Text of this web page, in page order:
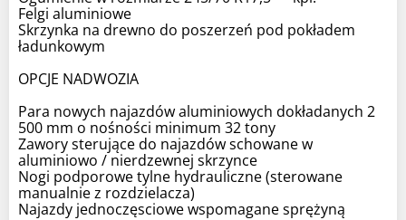
Felgi aluminiowe
Skrzynka na drewno do poszerzeń pod pokładem
ładunkowym
OPCJE NADWOZIA
Para nowych najazdów aluminiowych dokładanych 2
500 mm o nośności minimum 32 tony
Zawory sterujące do najazdów schowane w
aluminiowo / nierdzewnej skrzynce
Nogi podporowe tylne hydrauliczne (sterowane
manualnie z rozdzielacza)
Najazdy jednoczęsciowe wspomagane sprężyną